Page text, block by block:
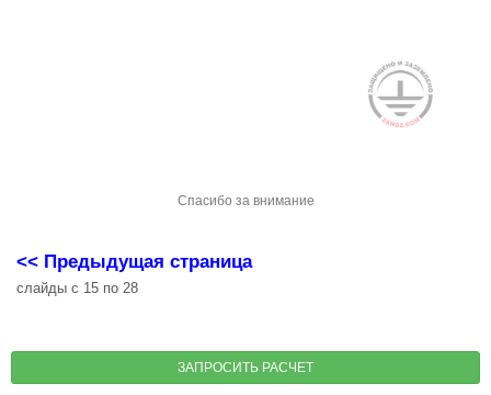
Спасибо за внимание
<< Предыдущая страница
слайды с 15 по 28
ЗАПРОСИТЬ РАСЧЕТ